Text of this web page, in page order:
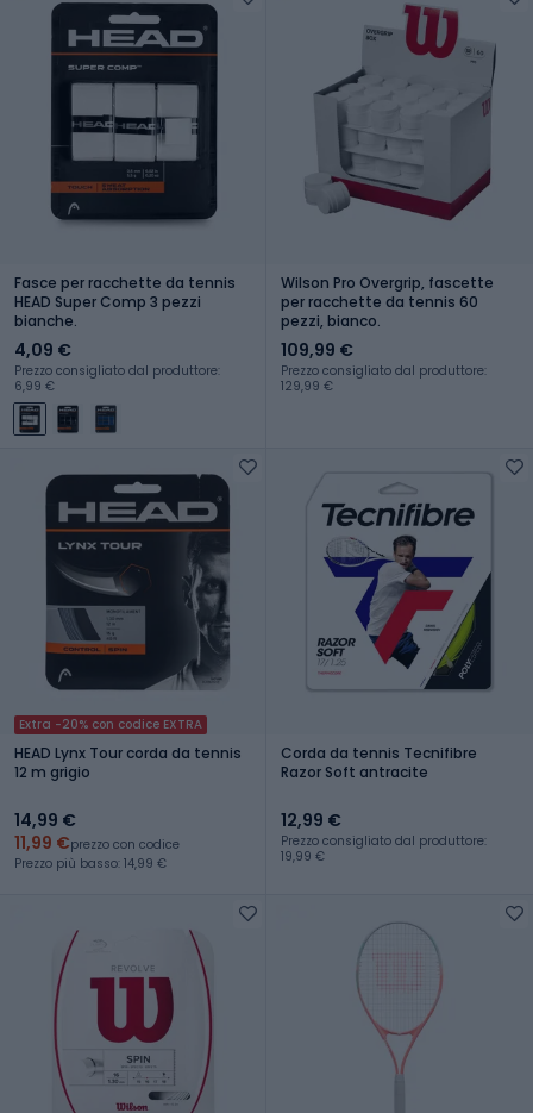
Fasce per racchette da tennis
HEAD Super Comp 3 pezzi
bianche.
4,09 €
Prezzo consigliato dal produttore:
6,99 €
Wilson Pro Overgrip, fascette
per racchette da tennis 60
pezzi, bianco.
109,99 €
Prezzo consigliato dal produttore:
129,99 €
Extra -20% con codice EXTRA
HEAD Lynx Tour corda da tennis
12 m grigio
14,99 €
11,99 €prezzo con codice
Prezzo più basso: 14,99 €
Corda da tennis Tecnifibre
Razor Soft antracite
12,99 €
Prezzo consigliato dal produttore:
19,99 €